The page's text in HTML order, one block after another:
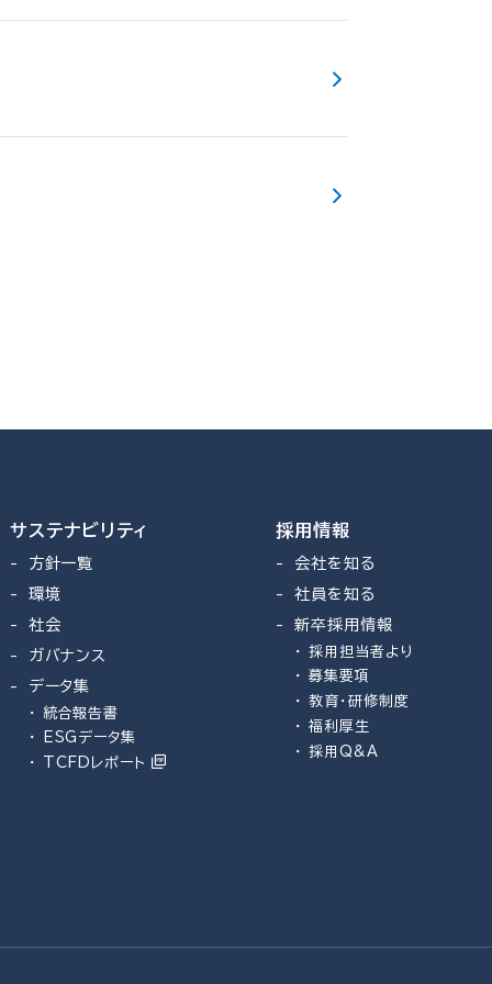
サステナビリティ
方針一覧
環境
社会
ガバナンス
データ集
統合報告書
ESGデータ集
TCFDレポート
採用情報
会社を知る
社員を知る
新卒採用情報
採用担当者より
募集要項
教育・研修制度
福利厚生
採用Q&A